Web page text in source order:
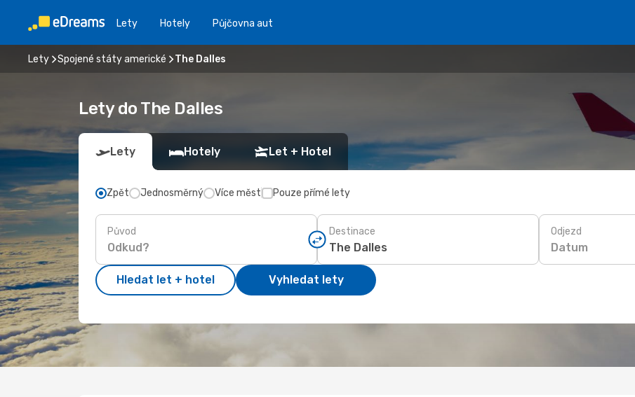
Lety Hotely Půjčovna aut
Lety Spojené státy americké The Dalles
Lety do The Dalles
Lety Hotely Let + Hotel
Zpět Jednosměrný Více měst Pouze přímé lety
Původ Destinace Odjezd
Datum
Hledat let + hotel Vyhledat lety